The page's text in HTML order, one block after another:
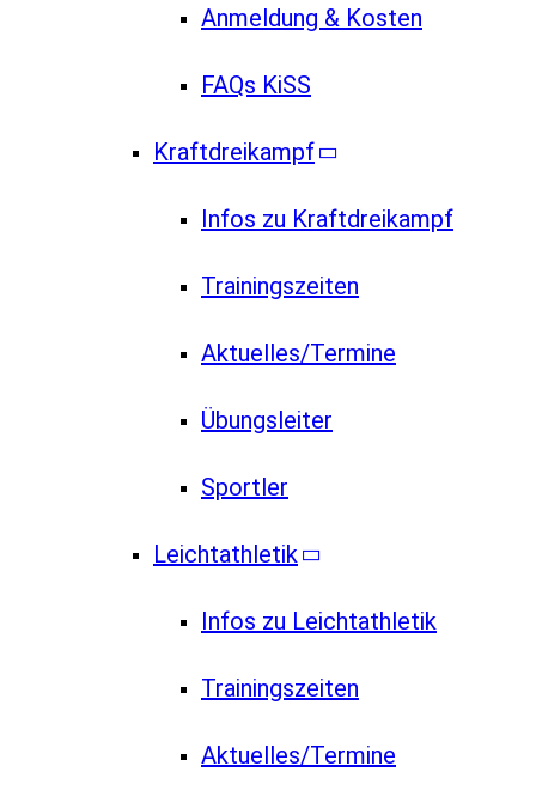
Anmeldung & Kosten
FAQs KiSS
Kraftdreikampf
Infos zu Kraftdreikampf
Trainingszeiten
Aktuelles/Termine
Übungsleiter
Sportler
Leichtathletik
Infos zu Leichtathletik
Trainingszeiten
Aktuelles/Termine